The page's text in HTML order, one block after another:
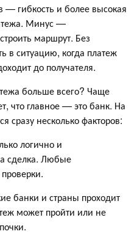
— гибкость и более высокая
Минус —
маршрут. Без
в ситуацию, когда платеж
до получателя.
больше всего? Чаще
что главное — это банк. На
сразу несколько факторов:
логично и
сделка. Любые
банки и страны проходит
может пройти или не